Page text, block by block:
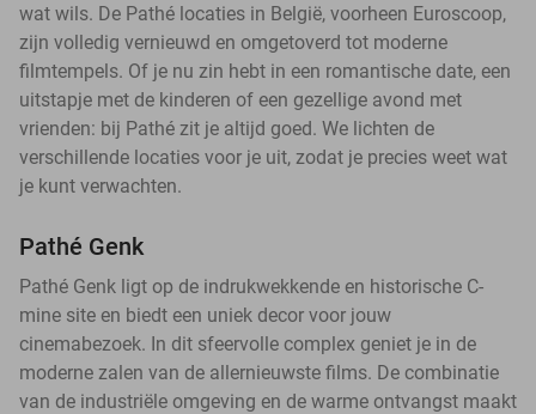
wat wils. De Pathé locaties in België, voorheen Euroscoop,
zijn volledig vernieuwd en omgetoverd tot moderne
filmtempels. Of je nu zin hebt in een romantische date, een
uitstapje met de kinderen of een gezellige avond met
vrienden: bij Pathé zit je altijd goed. We lichten de
verschillende locaties voor je uit, zodat je precies weet wat
je kunt verwachten.
Pathé Genk
Pathé Genk ligt op de indrukwekkende en historische C-
mine site en biedt een uniek decor voor jouw
cinemabezoek. In dit sfeervolle complex geniet je in de
moderne zalen van de allernieuwste films. De combinatie
van de industriële omgeving en de warme ontvangst maakt